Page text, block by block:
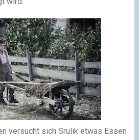
versucht sich Srulik etwas Essen